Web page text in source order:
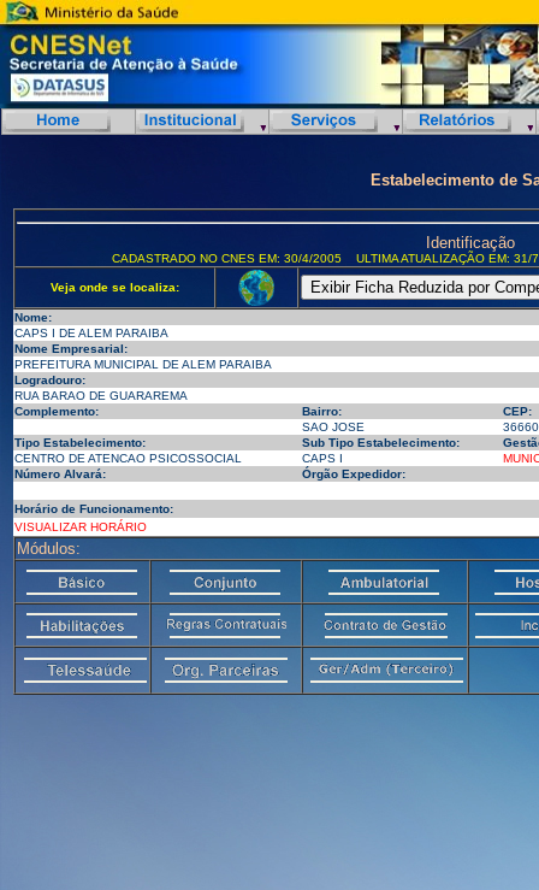
Estabelecimento de
Identificação
CADASTRADO NO CNES EM: 30/4/2005 ULTIMA ATUALIZAÇÃO EM:
Veja onde se localiza:
Nome:
CAPS I DE ALEM PARAIBA
Nome Empresarial:
PREFEITURA MUNICIPAL DE ALEM PARAIBA
Logradouro:
RUA BARAO DE GUARAREMA
Complemento:
Bairro:
CEP:
SAO JOSE
Tipo Estabelecimento:
Sub Tipo Estabelecimento:
CENTRO DE ATENCAO PSICOSSOCIAL
CAPS I
Número Alvará:
Órgão Expedidor:
Horário de Funcionamento:
VISUALIZAR HORÁRIO
Módulos: